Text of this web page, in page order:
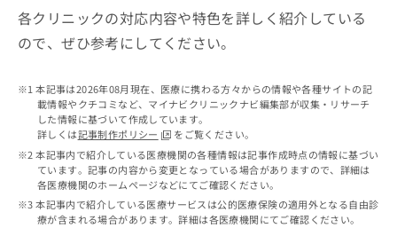
各クリニックの対応内容や特色を詳しく紹介している
ので、ぜひ参考にしてください。
本記事は2026年08月現在、医療に携わる方々からの情報や各種サイトの記
載情報やクチコミなど、マイナビクリニックナビ編集部が収集・リサーチ
した情報に基づいて作成しています。
詳しくは記事制作ポリシー
をご覧ください。
本記事内で紹介している医療機関の各種情報は記事作成時点の情報に基づい
ています。記事の内容から変更となっている場合がありますので、詳細は
各医療機関のホームページなどにてご確認ください。
本記事内で紹介している医療サービスは公的医療保険の適用外となる自由診
療が含まれる場合があります。詳細は各医療機関にてご確認ください。
ち
ら
らは
マイ
ナビ
クリ
クナ
ビサ
イト
への
お問
せ
は
ら
料
請
ち
ら
告
の
い